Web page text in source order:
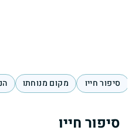
סיפור חייו מקום מנוחתו
סיפור חייו